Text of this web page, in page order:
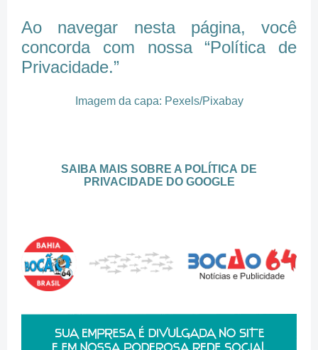
Ao navegar nesta página, você
concorda com nossa “Política de
Privacidade.”
Imagem da capa: Pexels/Pixabay
SAIBA MAIS SOBRE A POLÍTICA DE
PRIVACIDADE DO GOOGLE